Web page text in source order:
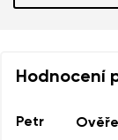
Hodnocení
Petr